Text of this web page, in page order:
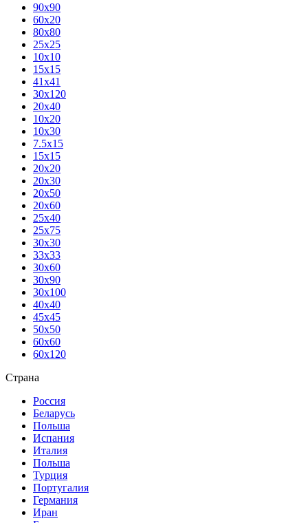
90х90
60х20
80х80
25x25
10х10
15х15
41х41
30х120
20х40
10х20
10х30
7.5х15
15х15
20х20
20х30
20х50
20х60
25х40
25х75
30х30
33х33
30х60
30х90
30х100
40х40
45х45
50х50
60х60
60х120
Страна
Россия
Беларусь
Польша
Испания
Италия
Польша
Турция
Португалия
Германия
Иран